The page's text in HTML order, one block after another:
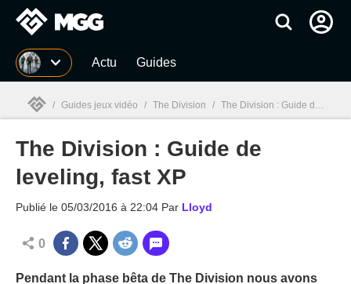
MGG Actu Guides
MGG
/ Guides jeux vidéo / The Division / The Division : Guide de leveling, fast XP
The Division : Guide de
leveling, fast XP
Publié le 05/03/2016 à 22:04 Par Lloyd
0
Pendant la phase bêta de The Division nous avons